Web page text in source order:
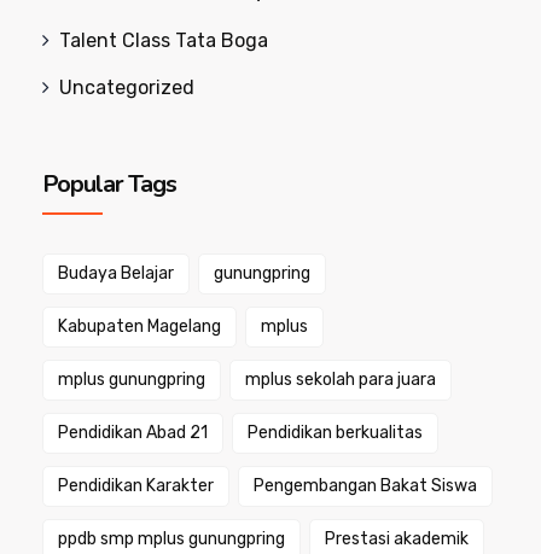
Talent Class Tata Boga
Uncategorized
Popular Tags
Budaya Belajar gunungpring
Kabupaten Magelang mplus
mplus gunungpring mplus sekolah para juara
Pendidikan Abad 21 Pendidikan berkualitas
Pendidikan Karakter Pengembangan Bakat Siswa
ppdb smp mplus gunungpring Prestasi akademik